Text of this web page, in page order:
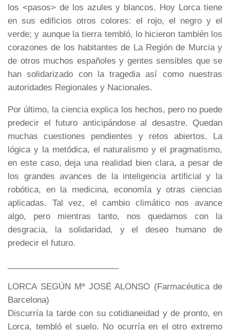
los <pasos> de los azules y blancos. Hoy Lorca tiene
en sus edificios otros colores: el rojo, el negro y el
verde; y aunque la tierra tembló, lo hicieron también los
corazones de los habitantes de La Región de Murcia y
de otros muchos españoles y gentes sensibles que se
han solidarizado con la tragedia así como nuestras
autoridades Regionales y Nacionales.
Por último, la ciencia explica los hechos, pero no puede
predecir el futuro anticipándose al desastre. Quedan
muchas cuestiones pendientes y retos abiertos. La
lógica y la metódica, el naturalismo y el pragmatismo,
en este caso, deja una realidad bien clara, a pesar de
los grandes avances de la inteligencia artificial y la
robótica, en la medicina, economía y otras ciencias
aplicadas. Tal vez, el cambio climático nos avance
algo, pero mientras tanto, nos quedamos con la
desgracia, la solidaridad, y el deseo humano de
predecir el futuro.
LORCA SEGÚN Mª JOSÉ ALONSO (Farmacéutica de
Barcelona)
Discurría la tarde con su cotidianeidad y de pronto, en
Lorca, tembló el suelo. No ocurría en el otro extremo